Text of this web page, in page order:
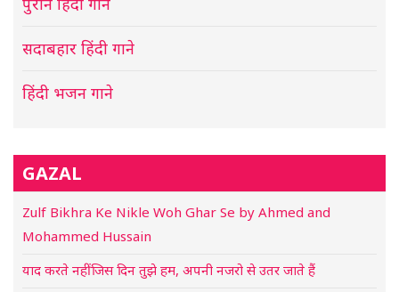
सदाबहार हिंदी गाने
हिंदी भजन गाने
GAZAL
Zulf Bikhra Ke Nikle Woh Ghar Se by Ahmed and
Mohammed Hussain
याद करते नहीं जिस दिन तुझे हम, अपनी नजरो से उतर जाते हैं